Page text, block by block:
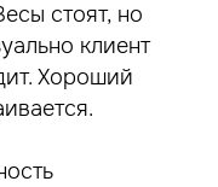
стоят, но
клиент
Хороший